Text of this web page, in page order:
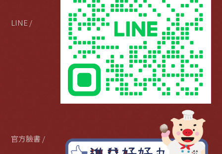
LINE /
官方臉書 /